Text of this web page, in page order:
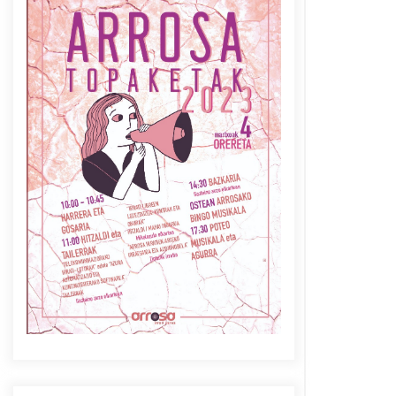
Azaroak 6 Iurretan Arrosa
sarearen IX. topaketak
2021/10/04
Berria egunkarian
elkarrizketa Arrosaren 20
urteez
2021/07/06
Arrosaren laburpen bideoa
Hamaika Telebistaren eskutik
2021/06/30